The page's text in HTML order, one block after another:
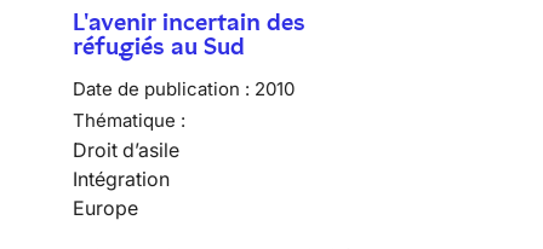
L'avenir incertain des
réfugiés au Sud
Date de publication : 2010
Thématique :
Droit d’asile
Intégration
Europe